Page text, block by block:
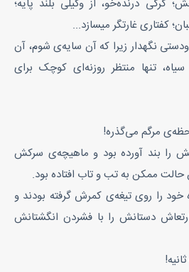
گرگی درنده‌خو، از وکیلی بلند پایه؛
کفتاری غارتگر میسازد...
نگهدار زیرا که آن سایه‌ی شوم، آن
تنها منتظر روزنه‌ای کوچک برای
مرگم می‌گذره!
را بند آورده بود و ماهیچه‌ی سرکش
ممکن به تب و تاب افتاده بود.
را روی تیغه‌ی کمرش گرفته بودند و
دستانش را با فشردن انگشتانش